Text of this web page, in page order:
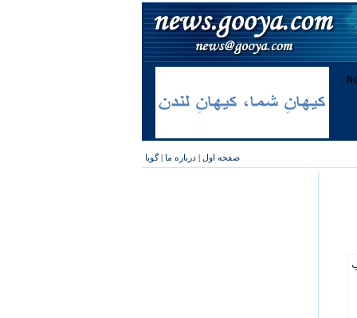
صفحه اول | درباره ما |گویا